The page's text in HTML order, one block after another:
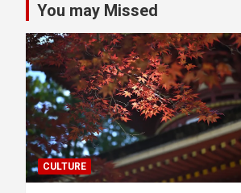
You may Missed
CULTURE